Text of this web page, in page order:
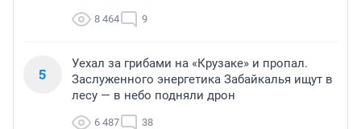
8 464 9
5
Уехал за грибами на «Крузаке» и пропал.
Заслуженного энергетика Забайкалья ищут в
лесу — в небо подняли дрон
6 487 38